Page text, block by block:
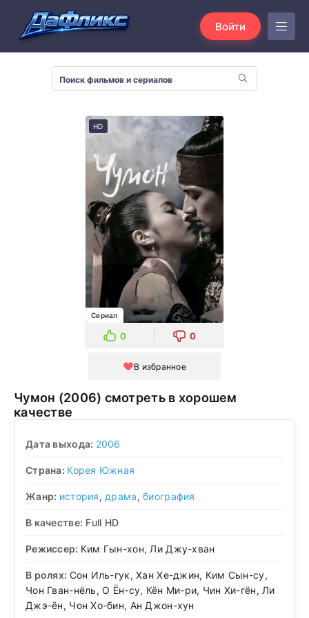
Войти
HD
Сериал
0 0
В избранное
Чумон (2006) смотреть в хорошем
качестве
Дата выхода: 2006
Страна: Корея Южная
Жанр: история, драма,биография
В качестве: Full HD
Режиссер: Ким Гын-хон, Ли Джу-хван
В ролях: Сон Иль-гук, Хан Хе-джин, Ким Сын-су,
Чон Гван-нёль, О Ён-су, Кён Ми-ри, Чин Хи-гён, Ли
Джэ-ён, Чон Хо-бин, Ан Джон-хун